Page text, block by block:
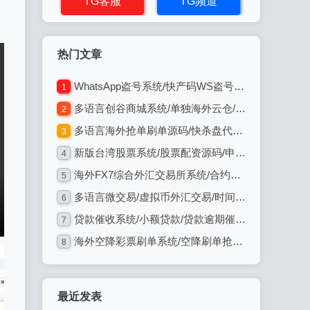
热门文章
1 WhatsApp盗号系统/快产码WS盗号/网页版盗Ws系统/Java全开源
2 多语言创谷商城系统/单独海外云仓/一键采集铺货/跨境电商源码
3 多语言海外抢单刷单源码/快杀盘代理/业务员/亚马逊60关卡任务
4 新版台湾股票系统/股票配资源码/申购折扣交易系统
5 海外FX7综合外汇交易所系统/合约挂单交易/秒合约/K线全局控
6 多语言微交易/虚拟币外汇交易/时间盘/微盘系统
7 贷款催收系统/小额贷款/贷款逾期催收/java开发
8 海外空降彩票刷单系统/空降刷单抢单/同城任务/系统彩
最近发表